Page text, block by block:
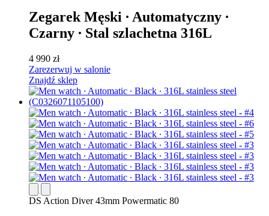
Zegarek Męski ∙ Automatyczny ∙
Czarny ∙ Stal szlachetna 316L
4 990 zł
Zarezerwuj w salonie
Znajdź sklep
DS Action Diver 43mm Powermatic 80